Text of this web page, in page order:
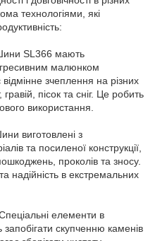
технологіями, які
SL366 мають
малюнком
зчеплення на різних
пісок та сніг. Це робить
використання.
виготовлені з
та посиленої конструкції,
проколів та зносу.
надійність в екстремальних
елементи в
скупченню каменів